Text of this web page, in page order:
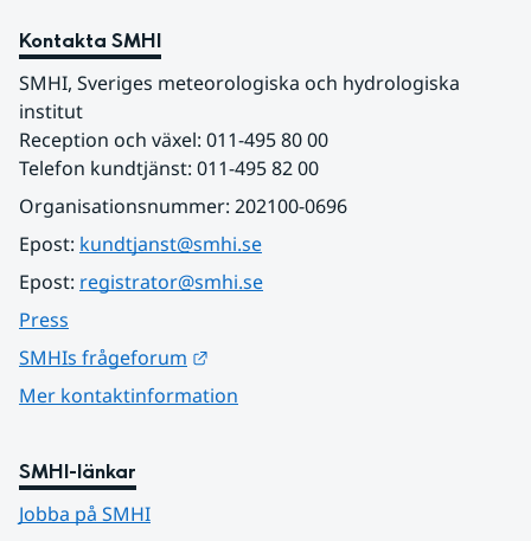
Kontakta SMHI
SMHI, Sveriges meteorologiska och hydrologiska
institut
Reception och växel: 011-495 80 00
Telefon kundtjänst: 011-495 82 00
Organisationsnummer: 202100-0696
Epost: kundtjanst@smhi.se
Epost: registrator@smhi.se
Press
SMHIs frågeforum
Mer kontaktinformation
SMHI-länkar
Jobba på SMHI